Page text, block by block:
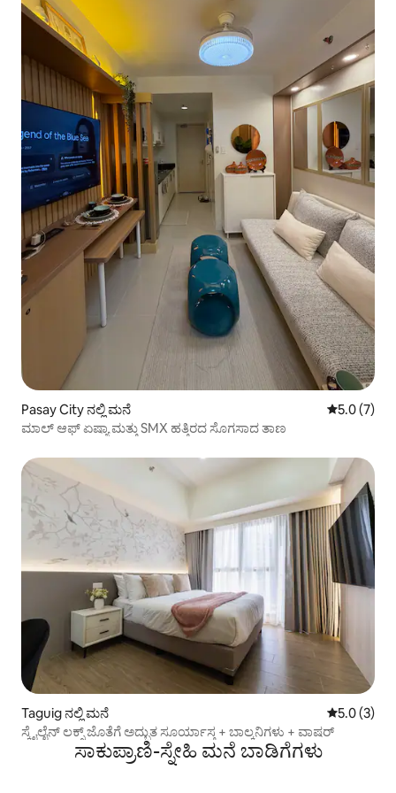
Pasay City ನಲ್ಲಿ ಮನೆ 5 ರಲ್ಲಿ 5.0
5.0 (7)
ಮಾಲ್ ಆಫ್ ಏಷ್ಯಾ ಮತ್ತು SMX ಹತ್ತಿರದ ಸೊಗಸಾದ ತಾಣ
Taguig ನಲ್ಲಿ ಮನೆ 5 ರಲ್ಲಿ 5.0
5.0 (3)
ಸ್ಕೈಲೈನ್ ಲಕ್ಸ್ ಜೊತೆಗೆ ಅದ್ಭುತ ಸೂರ್ಯಾಸ್ತ + ಬಾಲ್ಕನಿಗಳು + ವಾಷರ್
ಸಾಕುಪ್ರಾಣಿ-ಸ್ನೇಹಿ ಮನೆ ಬಾಡಿಗೆಗಳು